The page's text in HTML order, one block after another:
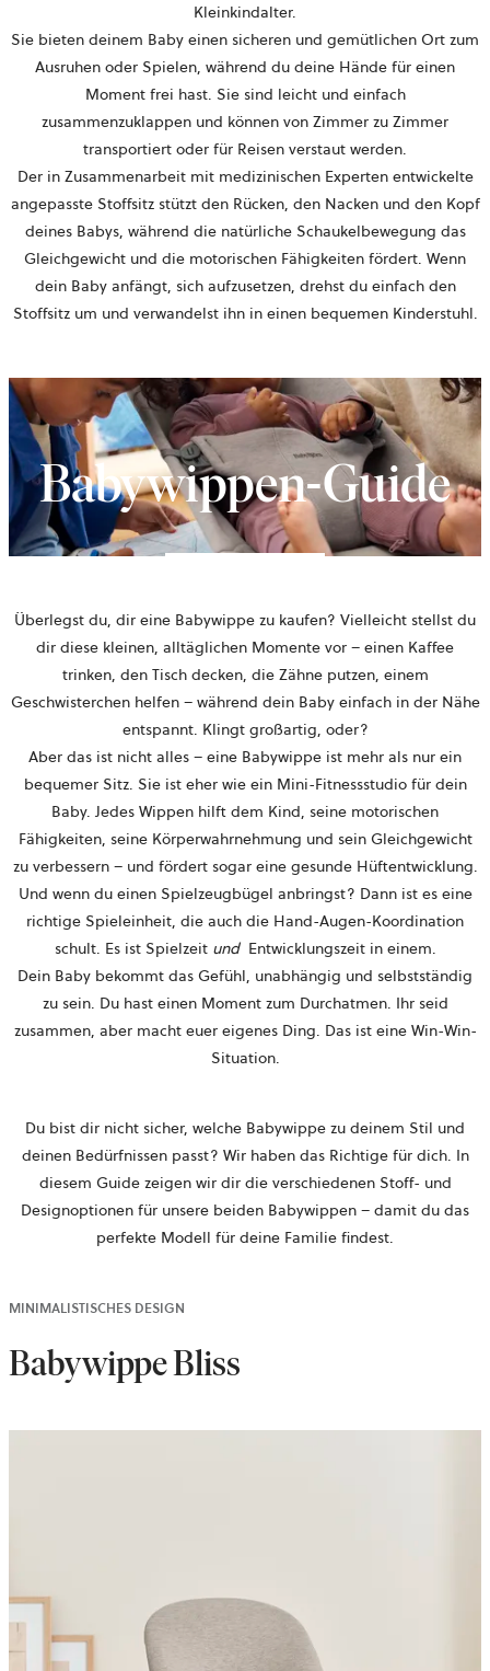
Kleinkindalter.
Sie bieten deinem Baby einen sicheren und gemütlichen Ort zum
Ausruhen oder Spielen, während du deine Hände für einen
Moment frei hast. Sie sind leicht und einfach
zusammenzuklappen und können von Zimmer zu Zimmer
transportiert oder für Reisen verstaut werden.
Der in Zusammenarbeit mit medizinischen Experten entwickelte
angepasste Stoffsitz stützt den Rücken, den Nacken und den Kopf
deines Babys, während die natürliche Schaukelbewegung das
Gleichgewicht und die motorischen Fähigkeiten fördert. Wenn
dein Baby anfängt, sich aufzusetzen, drehst du einfach den
Stoffsitz um und verwandelst ihn in einen bequemen Kinderstuhl.
Babywippen-Guide
Überlegst du, dir eine Babywippe zu kaufen? Vielleicht stellst du
dir diese kleinen, alltäglichen Momente vor – einen Kaffee
trinken, den Tisch decken, die Zähne putzen, einem
Geschwisterchen helfen – während dein Baby einfach in der Nähe
entspannt. Klingt großartig, oder?
Aber das ist nicht alles – eine Babywippe ist mehr als nur ein
bequemer Sitz. Sie ist eher wie ein Mini-Fitnessstudio für dein
Baby. Jedes Wippen hilft dem Kind, seine motorischen
Fähigkeiten, seine Körperwahrnehmung und sein Gleichgewicht
zu verbessern – und fördert sogar eine gesunde Hüftentwicklung.
Und wenn du einen Spielzeugbügel anbringst? Dann ist es eine
richtige Spieleinheit, die auch die Hand-Augen-Koordination
schult. Es ist Spielzeit und Entwicklungszeit in einem.
Dein Baby bekommt das Gefühl, unabhängig und selbstständig
zu sein. Du hast einen Moment zum Durchatmen. Ihr seid
zusammen, aber macht euer eigenes Ding. Das ist eine Win-Win-
Situation.
Du bist dir nicht sicher, welche Babywippe zu deinem Stil und
deinen Bedürfnissen passt? Wir haben das Richtige für dich. In
diesem Guide zeigen wir dir die verschiedenen Stoff- und
Designoptionen für unsere beiden Babywippen – damit du das
perfekte Modell für deine Familie findest.
MINIMALISTISCHES DESIGN
Babywippe Bliss